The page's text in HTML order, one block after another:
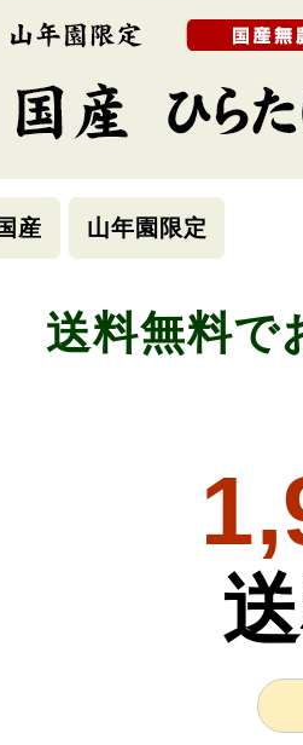
産 山年園限定
送料無料で